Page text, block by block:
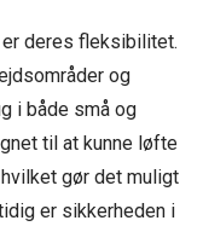
deres fleksibilitet.
og
i både små og
til at kunne løfte
gør det muligt
er sikkerheden i